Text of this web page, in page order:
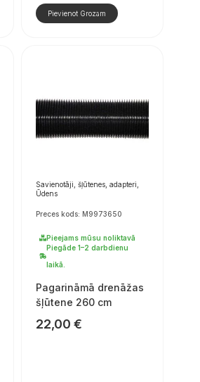
Pievienot Grozam
Savienotāji, šļūtenes, adapteri,
Ūdens
Preces kods: M9973650
Pieejams mūsu noliktavā
Piegāde 1–2 darbdienu
laikā.
Pagarināmā drenāžas
šļūtene 260 cm
22,00€